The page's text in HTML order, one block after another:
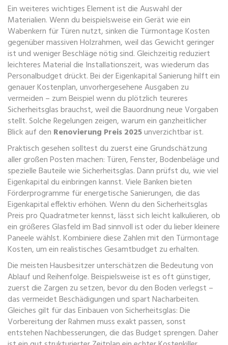
Ein weiteres wichtiges Element ist die Auswahl der
Materialien. Wenn du beispielsweise ein Gerät wie ein
Wabenkern für Türen nutzt, sinken die Türmontage Kosten
gegenüber massiven Holzrahmen, weil das Gewicht geringer
ist und weniger Beschläge nötig sind. Gleichzeitig reduziert
leichteres Material die Installationszeit, was wiederum das
Personalbudget drückt. Bei derEigenkapital Sanierunghilft ein
genauer Kostenplan, unvorhergesehene Ausgaben zu
vermeiden – zum Beispiel wenn du plötzlich teureres
Sicherheitsglas brauchst, weil die Bauordnung neue Vorgaben
stellt. Solche Regelungen zeigen, warum ein ganzheitlicher
Blick auf den Renovierung Preis 2025unverzichtbar ist.
Praktisch gesehen solltest du zuerst eine Grundschätzung
aller großen Posten machen: Türen, Fenster, Bodenbeläge und
spezielle Bauteile wie Sicherheitsglas. Dann prüfst du, wie viel
Eigenkapital du einbringen kannst. Viele Banken bieten
Förderprogramme für energetische Sanierungen, die das
Eigenkapital effektiv erhöhen. Wenn du denSicherheitsglas
Preispro Quadratmeter kennst, lässt sich leicht kalkulieren, ob
ein größeres Glasfeld im Bad sinnvoll ist oder du lieber kleinere
Paneele wählst. Kombiniere diese Zahlen mit den Türmontage
Kosten, um ein realistisches Gesamtbudget zu erhalten.
Die meisten Hausbesitzer unterschätzen die Bedeutung von
Ablauf und Reihenfolge. Beispielsweise ist es oft günstiger,
zuerst die Zargen zu setzen, bevor du den Boden verlegst –
das vermeidet Beschädigungen und spart Nacharbeiten.
Gleiches gilt für das Einbauen von Sicherheitsglas: Die
Vorbereitung der Rahmen muss exakt passen, sonst
entstehen Nachbesserungen, die das Budget sprengen. Daher